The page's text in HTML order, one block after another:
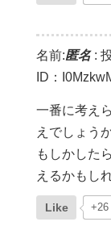
名前:匿名:
ID：
一番に考え
えでしょうか
もしかした
えるかもし
Like +26